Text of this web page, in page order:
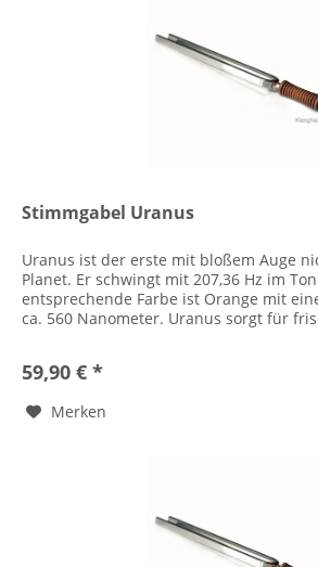
Stimmgabel Uranus
Uranus ist der erste mit bloßem Auge
Planet. Er schwingt mit 207,36 Hz im
entsprechende Farbe ist Orange mit
ca. 560 Nanometer. Uranus sorgt für
59,90 € *
Merken